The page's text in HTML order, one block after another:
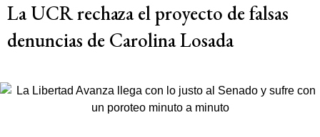
La UCR rechaza el proyecto de falsas
denuncias de Carolina Losada